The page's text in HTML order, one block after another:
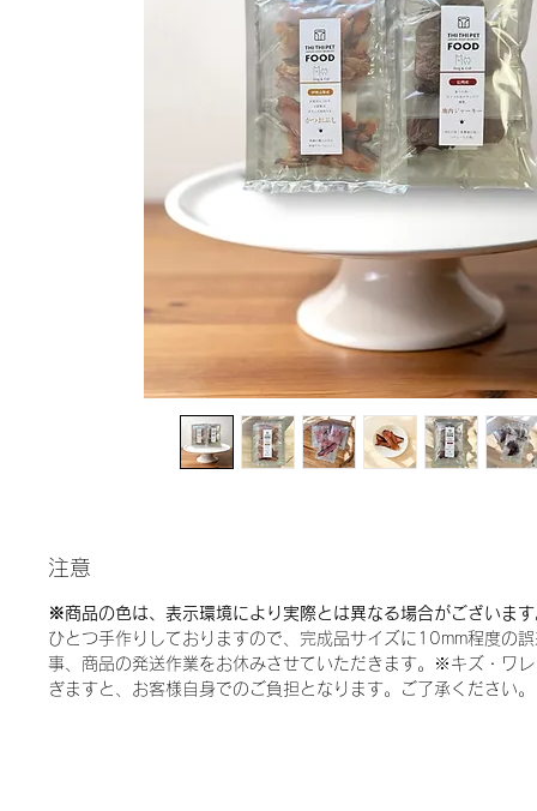
注意
※商品の色は、表示環境により実際とは異なる場合がございま
ひとつ手作りしておりますので、完成品サイズに10mm程度の
事、商品の発送作業をお休みさせていただきます。※キズ・ワ
ぎますと、お客様自身でのご負担となります。ご了承ください。